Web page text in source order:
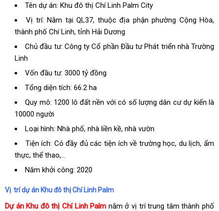
Tên dự án: Khu đô thị Chí Linh Palm City
Vị trí: Nằm tại QL37, thuộc địa phận phường Cộng Hòa,
thành phố Chí Linh, tỉnh Hải Dương
Chủ đầu tư: Công ty Cổ phần Đầu tư Phát triển nhà Trường
Linh
Vốn đầu tư: 3000 tỷ đồng
Tổng diện tích: 66.2 ha
Quy mô: 1200 lô đất nền với có số lượng dân cư dự kiến là
10000 người
Loại hình: Nhà phố, nhà liền kề, nhà vườn
Tiện ích: Có đầy đủ các tiện ích về trường học, du lịch, ẩm
thực, thể thao,…
Năm khởi công: 2020
Vị trí dự án Khu đô thị Chí Linh Palm
Dự án Khu đô thị Chí Linh Palm nằm ở vị trí trung tâm thành phố